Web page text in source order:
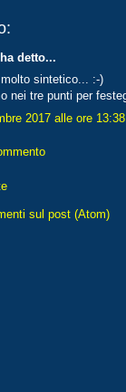
detto...
sintetico... :-)
nei tre punti per
2017 alle ore 13:38
sul post (Atom)